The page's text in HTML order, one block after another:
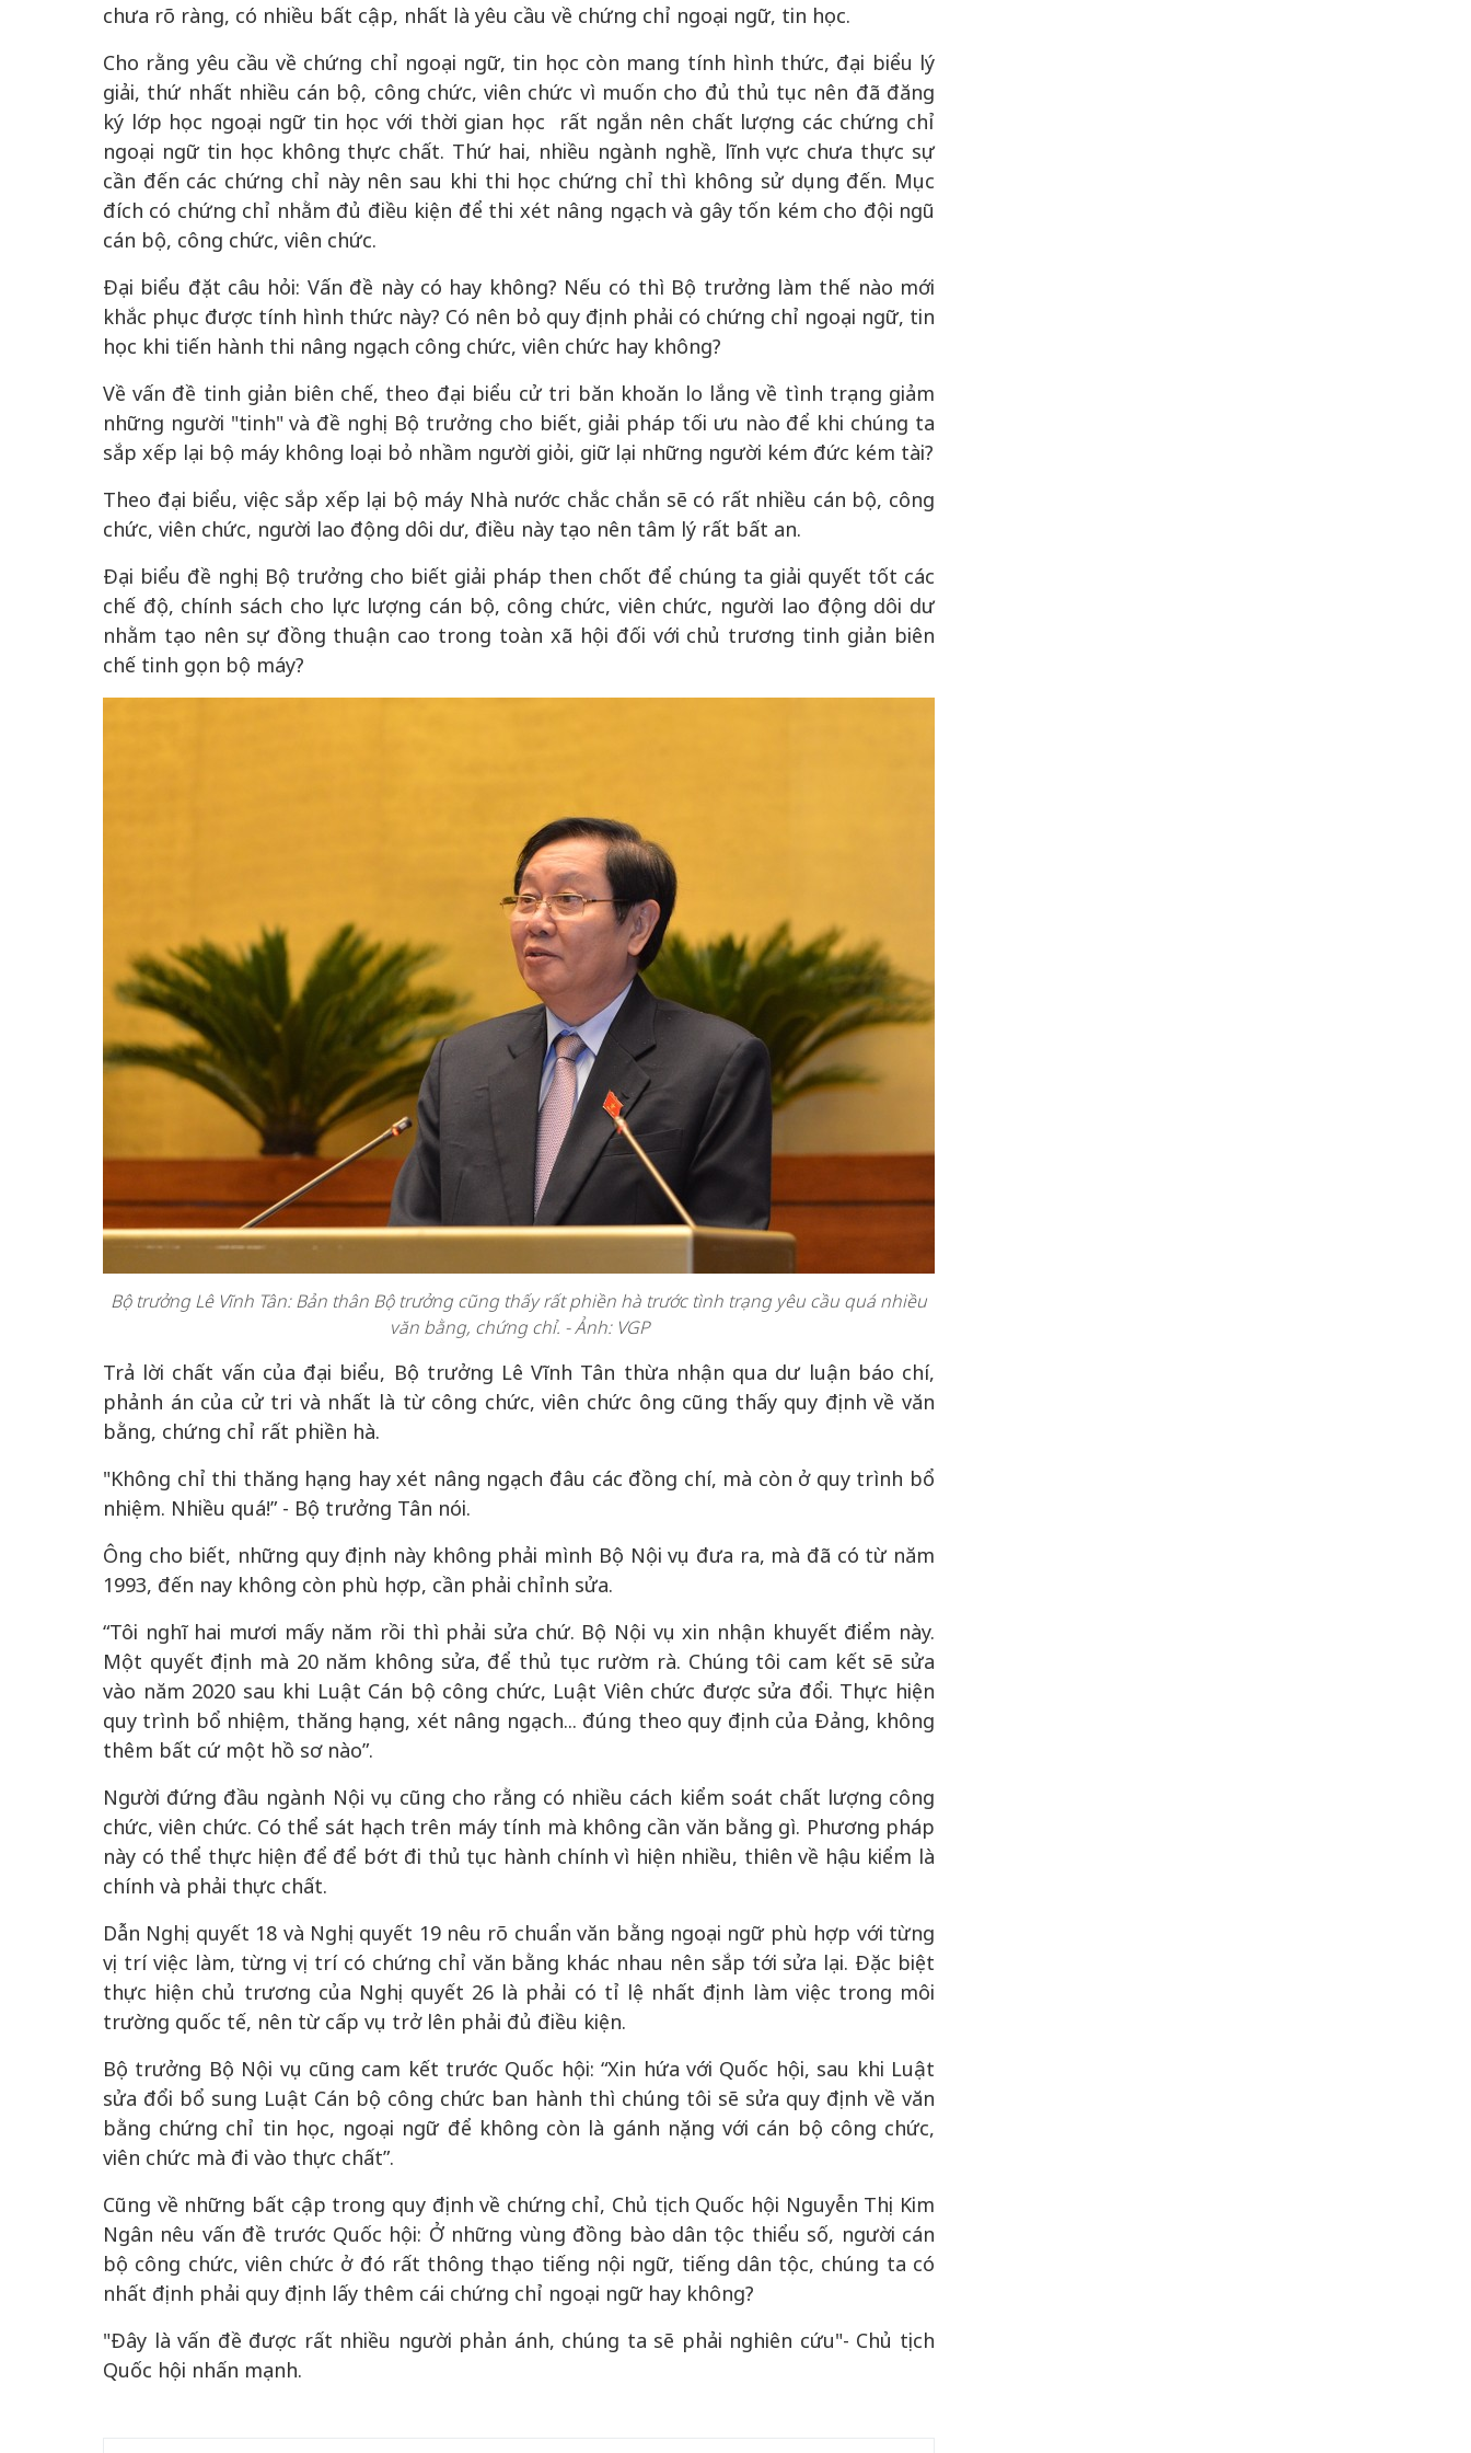
chưa rõ ràng, có nhiều bất cập, nhất là yêu cầu về chứng chỉ ngoại ngữ, tin học.
Cho rằng yêu cầu về chứng chỉ ngoại ngữ, tin học còn mang tính hình thức, đại biểu lý
giải, thứ nhất nhiều cán bộ, công chức, viên chức vì muốn cho đủ thủ tục nên đã đăng
ký lớp học ngoại ngữ tin học với thời gian học rất ngắn nên chất lượng các chứng chỉ
ngoại ngữ tin học không thực chất. Thứ hai, nhiều ngành nghề, lĩnh vực chưa thực sự
cần đến các chứng chỉ này nên sau khi thi học chứng chỉ thì không sử dụng đến. Mục
đích có chứng chỉ nhằm đủ điều kiện để thi xét nâng ngạch và gây tốn kém cho đội ngũ
cán bộ, công chức, viên chức.
Đại biểu đặt câu hỏi: Vấn đề này có hay không? Nếu có thì Bộ trưởng làm thế nào mới
khắc phục được tính hình thức này? Có nên bỏ quy định phải có chứng chỉ ngoại ngữ, tin
học khi tiến hành thi nâng ngạch công chức, viên chức hay không?
Về vấn đề tinh giản biên chế, theo đại biểu cử tri băn khoăn lo lắng về tình trạng giảm
những người "tinh" và đề nghị Bộ trưởng cho biết, giải pháp tối ưu nào để khi chúng ta
sắp xếp lại bộ máy không loại bỏ nhầm người giỏi, giữ lại những người kém đức kém tài?
Theo đại biểu, việc sắp xếp lại bộ máy Nhà nước chắc chắn sẽ có rất nhiều cán bộ, công
chức, viên chức, người lao động dôi dư, điều này tạo nên tâm lý rất bất an.
Đại biểu đề nghị Bộ trưởng cho biết giải pháp then chốt để chúng ta giải quyết tốt các
chế độ, chính sách cho lực lượng cán bộ, công chức, viên chức, người lao động dôi dư
nhằm tạo nên sự đồng thuận cao trong toàn xã hội đối với chủ trương tinh giản biên
chế tinh gọn bộ máy?
Bộ trưởng Lê Vĩnh Tân: Bản thân Bộ trưởng cũng thấy rất phiền hà trước tình trạng yêu cầu quá nhiều
văn bằng, chứng chỉ. - Ảnh: VGP
Trả lời chất vấn của đại biểu, Bộ trưởng Lê Vĩnh Tân thừa nhận qua dư luận báo chí,
phảnh án của cử tri và nhất là từ công chức, viên chức ông cũng thấy quy định về văn
bằng, chứng chỉ rất phiền hà.
"Không chỉ thi thăng hạng hay xét nâng ngạch đâu các đồng chí, mà còn ở quy trình bổ
nhiệm. Nhiều quá!” - Bộ trưởng Tân nói.
Ông cho biết, những quy định này không phải mình Bộ Nội vụ đưa ra, mà đã có từ năm
1993, đến nay không còn phù hợp, cần phải chỉnh sửa.
“Tôi nghĩ hai mươi mấy năm rồi thì phải sửa chứ. Bộ Nội vụ xin nhận khuyết điểm này.
Một quyết định mà 20 năm không sửa, để thủ tục rườm rà. Chúng tôi cam kết sẽ sửa
vào năm 2020 sau khi Luật Cán bộ công chức, Luật Viên chức được sửa đổi. Thực hiện
quy trình bổ nhiệm, thăng hạng, xét nâng ngạch... đúng theo quy định của Đảng, không
thêm bất cứ một hồ sơ nào”.
Người đứng đầu ngành Nội vụ cũng cho rằng có nhiều cách kiểm soát chất lượng công
chức, viên chức. Có thể sát hạch trên máy tính mà không cần văn bằng gì. Phương pháp
này có thể thực hiện để để bớt đi thủ tục hành chính vì hiện nhiều, thiên về hậu kiểm là
chính và phải thực chất.
Dẫn Nghị quyết 18 và Nghị quyết 19 nêu rõ chuẩn văn bằng ngoại ngữ phù hợp với từng
vị trí việc làm, từng vị trí có chứng chỉ văn bằng khác nhau nên sắp tới sửa lại. Đặc biệt
thực hiện chủ trương của Nghị quyết 26 là phải có tỉ lệ nhất định làm việc trong môi
trường quốc tế, nên từ cấp vụ trở lên phải đủ điều kiện.
Bộ trưởng Bộ Nội vụ cũng cam kết trước Quốc hội: “Xin hứa với Quốc hội, sau khi Luật
sửa đổi bổ sung Luật Cán bộ công chức ban hành thì chúng tôi sẽ sửa quy định về văn
bằng chứng chỉ tin học, ngoại ngữ để không còn là gánh nặng với cán bộ công chức,
viên chức mà đi vào thực chất”.
Cũng về những bất cập trong quy định về chứng chỉ, Chủ tịch Quốc hội Nguyễn Thị Kim
Ngân nêu vấn đề trước Quốc hội: Ở những vùng đồng bào dân tộc thiểu số, người cán
bộ công chức, viên chức ở đó rất thông thạo tiếng nội ngữ, tiếng dân tộc, chúng ta có
nhất định phải quy định lấy thêm cái chứng chỉ ngoại ngữ hay không?
"Đây là vấn đề được rất nhiều người phản ánh, chúng ta sẽ phải nghiên cứu"- Chủ tịch
Quốc hội nhấn mạnh.